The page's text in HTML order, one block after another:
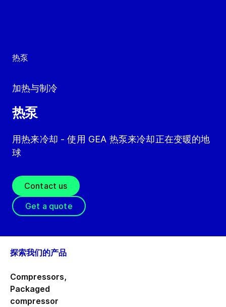
热泵
加热与制冷
热泵
用热来冷却 - 使用 GEA 热泵来冷却正在变暖的地
球
Contact us
Get a quote
探索我们的产品
Compressors,
Packaged
compressor